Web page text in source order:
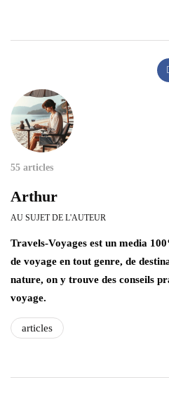
55 articles
Arthur
AU SUJET DE L'AUTEUR
Travels-Voyages est un media
de voyage en tout genre, de
nature, on y trouve des conseils
voyage.
articles